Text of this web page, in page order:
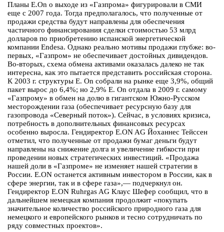
Планы E.On о выходе из «Газпрома» фигурировали в СМИ
еще с 2007 года. Тогда предполагалось, что полученные от
продажи средства будут направлены для обеспечения
частичного финансирования сделки стоимостью 53 млрд
долларов по приобретению испанской энергетической
компании Endesa. Однако реально мотивы продажи глубже: во-
первых, «Газпром» не обеспечивает достойных дивидендов.
Во-вторых, схема обмена активами оказалась далеко не так
интересна, как это пытается представить российская сторона.
К 2003 г. структуры E. On собрали на рынке еще 3,9%, общий
пакет вырос до 6,4%; но 2,9% E. On отдала в 2009 г. самому
«Газпрому» в обмен на долю в гигантском Южно-Русском
месторождении газа (обеспечивает ресурсную базу для
газопровода «Северный поток»). Сейчас, в условиях кризиса,
потребность в дополнительных финансовых ресурсах
особенно выросла. Гендиректор E.ON AG Йоханнес Тейссен
отметил, что полученные от продажи бумаг деньги будут
направлены на снижение долга и увеличение гибкости при
проведении новых стратегических инвестиций. «Продажа
нашей доли в «Газпроме» не изменяет нашей стратегии в
России. E.ON останется активным инвестором в России, как в
сфере энергии, так и в сфере газа»,— подчеркнул он.
Гендиректор E.ON Ruhrgas AG Клаус Шефер сообщил, что в
дальнейшем немецкая компания продолжит «покупать
значительное количество российского природного газа для
немецкого и европейского рынков и тесно сотрудничать по
ряду совместных проектов».